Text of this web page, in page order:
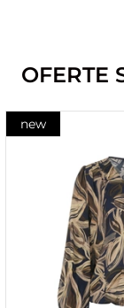
OFERTE
new